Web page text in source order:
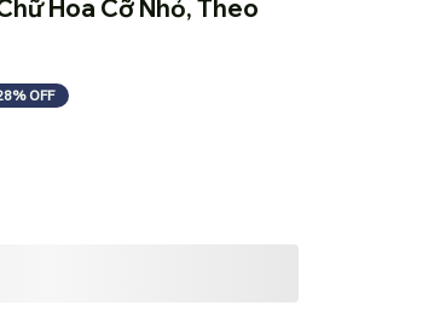
Hoa Cỡ Nhỏ, Theo
OFF